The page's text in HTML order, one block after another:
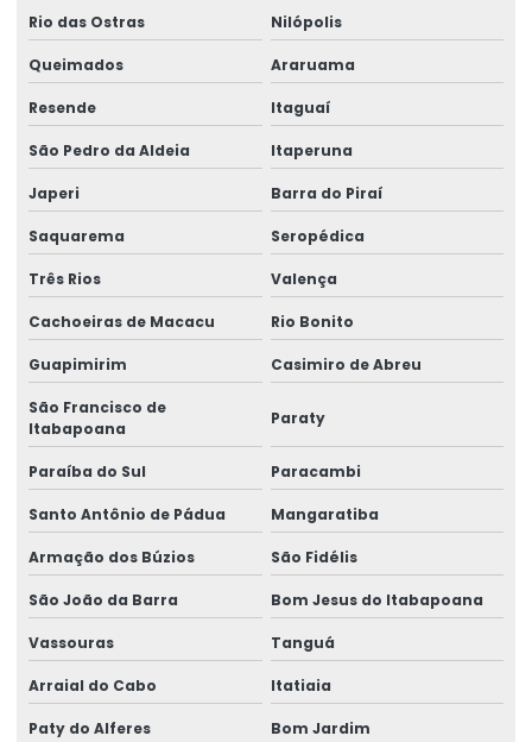
Avaliação da capacidade laborativa
Avaliação de higiene ocupacional
Avaliações quantitativas de agentes químicos
Blitz ergonômica
Consultor de segurança no trabalho
Consultoria em análise de riscos
Consultoria e assessoria em ergonomia
Consultoria e assessoria técnica
Consultoria em assistência técnica pericial
Consultoria em ergonomia
Consultoria em gestão de riscos
Consultoria em gestão de segurança no trabalho
Consultoria em higiene ocupacional
Consultoria em ler dort
Consultoria em medicina e segurança do trabalho
Consultoria em ntep
Rio das Ostras Nilópolis
Queimados Araruama
Resende Itaguaí
São Pedro da Aldeia Itaperuna
Japeri Barra do Piraí
Saquarema Seropédica
Três Rios Valença
Cachoeiras de Macacu Rio Bonito
Guapimirim Casimiro de Abreu
São Francisco de
Itabapoana
Paraty
Paraíba do Sul Paracambi
Santo Antônio de Pádua Mangaratiba
Armação dos Búzios São Fidélis
São João da Barra Bom Jesus do Itabapoana
Vassouras Tanguá
Arraial do Cabo Itatiaia
Paty do Alferes Bom Jardim